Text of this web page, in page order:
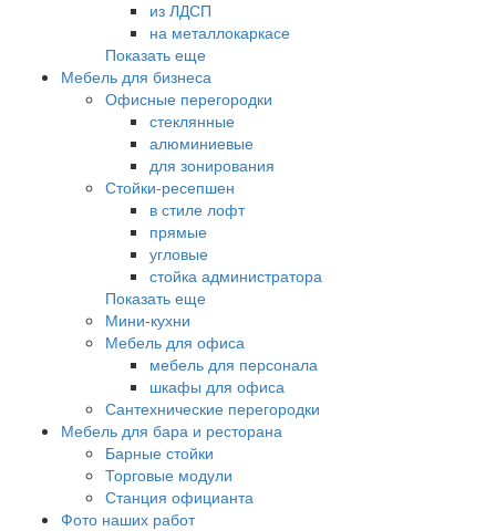
из ЛДСП
на металлокаркасе
Показать еще
Мебель для бизнеса
Офисные перегородки
стеклянные
алюминиевые
для зонирования
Стойки-ресепшен
в стиле лофт
прямые
угловые
стойка администратора
Показать еще
Мини-кухни
Мебель для офиса
мебель для персонала
шкафы для офиса
Сантехнические перегородки
Мебель для бара и ресторана
Барные стойки
Торговые модули
Станция официанта
Фото наших работ